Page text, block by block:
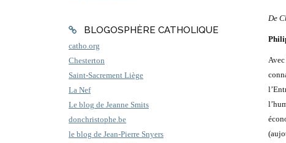
BLOGOSPHÈRE CATHOLIQUE
catho.org
Chesterton
Saint-Sacrement Liège
La Nef
Le blog de Jeanne Smits
donchristophe.be
le blog de Jean-Pierre Snyers
De